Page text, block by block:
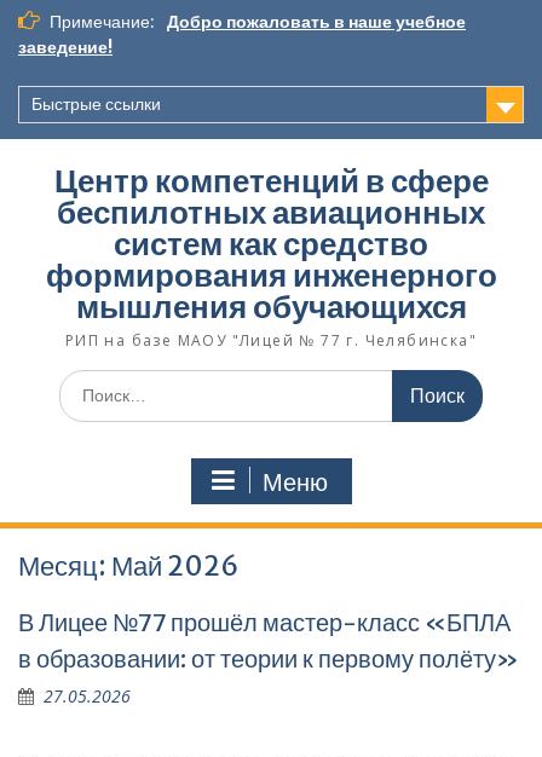
т
Примечание:
Добро пожаловать в наше учебное
заведение!
Быстрые ссылки
Центр компетенций в сфере
беспилотных авиационных
систем как средство
формирования инженерного
мышления обучающихся
РИП на базе МАОУ "Лицей № 77 г. Челябинска"
П
о
о
:
Меню
Месяц: Май 2026
В Лицее №77 прошёл мастер-класс «БПЛА
в образовании: от теории к первому полёту»
27.05.2026